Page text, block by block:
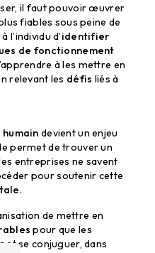
il faut pouvoir œuvrer
fiables sous peine de
l’individu d’identifier
de fonctionnement
à les mettre en
relevant les défis liés à
devient un enjeu
permet de trouver un
entreprises ne savent
pour soutenir cette
.
de mettre en
pour que les
et se conjuguer, dans